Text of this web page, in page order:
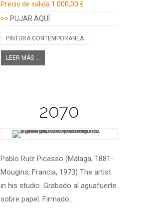
Precio de salida 1.000,00 €
>> PUJAR AQUÍ
PINTURA CONTEMPORANEA
LEER MÁS ...
2070
Pablo Ruíz Picasso (Málaga, 1881-
Mougins, Francia, 1973) The artist
in his studio. Grabado al aguafuerte
sobre papel. Firmado…